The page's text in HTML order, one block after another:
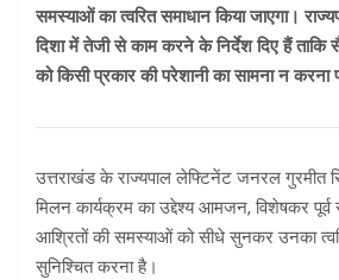
समस्याओं का त्वरित समाधान किया जाएगा।
दिशा में तेजी से काम करने के निर्देश दिए हैं ताकि
को किसी प्रकार की परेशानी का सामना न करना
उत्तराखंड के राज्यपाल लेफ्टिनेंट जनरल गुरमीत
मिलन कार्यक्रम का उद्देश्य आमजन, विशेषकर
आश्रितों की समस्याओं को सीधे सुनकर उनका
सुनिश्चित करना है।